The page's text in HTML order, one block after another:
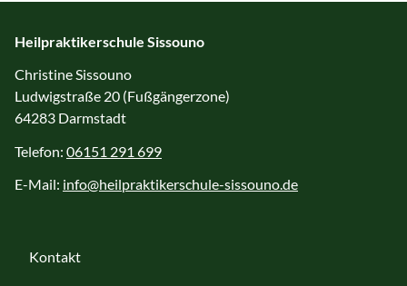
Heilpraktikerschule Sissouno
Christine Sissouno
Ludwigstraße 20 (Fußgängerzone)
64283 Darmstadt
Telefon: 06151 291 699
E-Mail: info@heilpraktikerschule-sissouno.de
Kontakt